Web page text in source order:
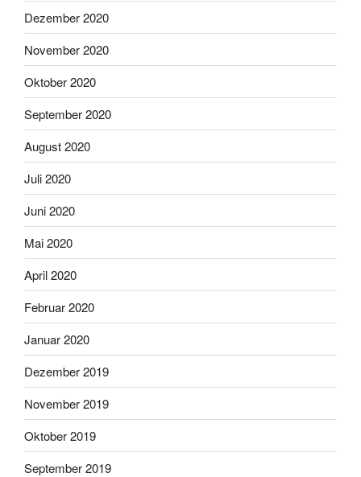
Dezember 2020
November 2020
Oktober 2020
September 2020
August 2020
Juli 2020
Juni 2020
Mai 2020
April 2020
Februar 2020
Januar 2020
Dezember 2019
November 2019
Oktober 2019
September 2019